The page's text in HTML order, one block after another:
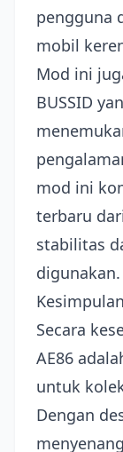
pengguna
mobil
Mod ini
BUSSID
mod ini
terbaru
stabilitas
digunakan.
Secara
AE86
untuk
Dengan